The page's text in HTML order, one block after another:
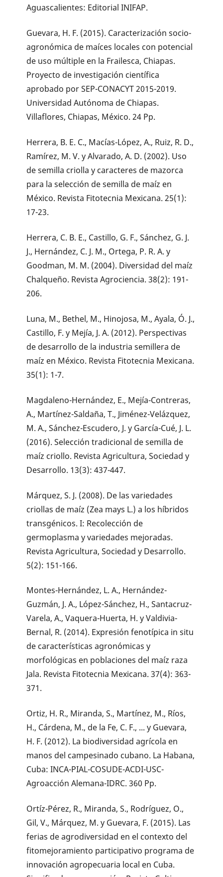
Aguascalientes: Editorial INIFAP.
Guevara, H. F. (2015). Caracterización socio-
agronómica de maíces locales con potencial
de uso múltiple en la Frailesca, Chiapas.
Proyecto de investigación científica
aprobado por SEP-CONACYT 2015-2019.
Universidad Autónoma de Chiapas.
Villaflores, Chiapas, México. 24 Pp.
Herrera, B. E. C., Macías-López, A., Ruiz, R. D.,
Ramírez, M. V. y Alvarado, A. D. (2002). Uso
de semilla criolla y caracteres de mazorca
para la selección de semilla de maíz en
México. Revista Fitotecnia Mexicana. 25(1):
17-23.
Herrera, C. B. E., Castillo, G. F., Sánchez, G. J.
J., Hernández, C. J. M., Ortega, P. R. A. y
Goodman, M. M. (2004). Diversidad del maíz
Chalqueño. Revista Agrociencia. 38(2): 191-
206.
Luna, M., Bethel, M., Hinojosa, M., Ayala, Ó. J.,
Castillo, F. y Mejía, J. A. (2012). Perspectivas
de desarrollo de la industria semillera de
maíz en México. Revista Fitotecnia Mexicana.
35(1): 1-7.
Magdaleno-Hernández, E., Mejía-Contreras,
A., Martínez-Saldaña, T., Jiménez-Velázquez,
M. A., Sánchez-Escudero, J. y García-Cué, J. L.
(2016). Selección tradicional de semilla de
maíz criollo. Revista Agricultura, Sociedad y
Desarrollo. 13(3): 437-447.
Márquez, S. J. (2008). De las variedades
criollas de maíz (Zea mays L.) a los híbridos
transgénicos. I: Recolección de
germoplasma y variedades mejoradas.
Revista Agricultura, Sociedad y Desarrollo.
5(2): 151-166.
Montes-Hernández, L. A., Hernández-
Guzmán, J. A., López-Sánchez, H., Santacruz-
Varela, A., Vaquera-Huerta, H. y Valdivia-
Bernal, R. (2014). Expresión fenotípica in situ
de características agronómicas y
morfológicas en poblaciones del maíz raza
Jala. Revista Fitotecnia Mexicana. 37(4): 363-
371.
Ortiz, H. R., Miranda, S., Martínez, M., Ríos,
H., Cárdena, M., de la Fe, C. F., ... y Guevara,
H. F. (2012). La biodiversidad agrícola en
manos del campesinado cubano. La Habana,
Cuba: INCA-PIAL-COSUDE-ACDI-USC-
Agroacción Alemana-IDRC. 360 Pp.
Ortíz-Pérez, R., Miranda, S., Rodríguez, O.,
Gil, V., Márquez, M. y Guevara, F. (2015). Las
ferias de agrodiversidad en el contexto del
fitomejoramiento participativo programa de
innovación agropecuaria local en Cuba.